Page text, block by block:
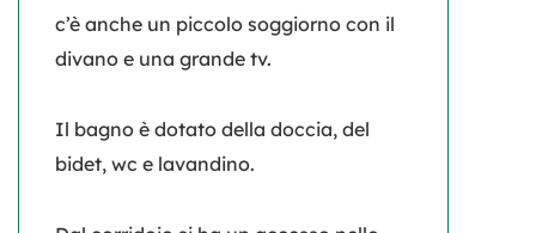
c’è anche un piccolo soggiorno con il
divano e una grande tv.
Il bagno è dotato della doccia, del
bidet, wc e lavandino.